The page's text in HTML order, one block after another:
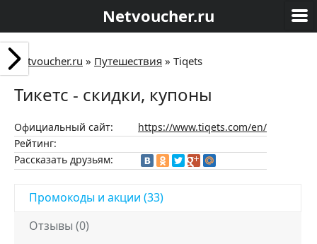
Netvoucher.ru
Netvoucher.ru » Путешествия » Tiqets
Тикетс - скидки, купоны
Официальный сайт:
https://www.tiqets.com/en/
Рейтинг:
Рассказать друзьям:
Промокоды и акции (33)
Отзывы (0)